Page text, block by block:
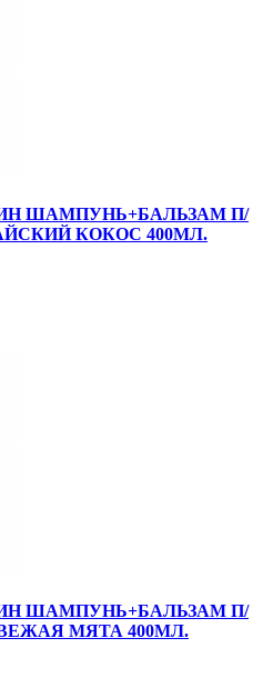
ШАМПУНЬ+БАЛЬЗАМ П/
КОКОС 400МЛ.
ШАМПУНЬ+БАЛЬЗАМ П/
МЯТА 400МЛ.